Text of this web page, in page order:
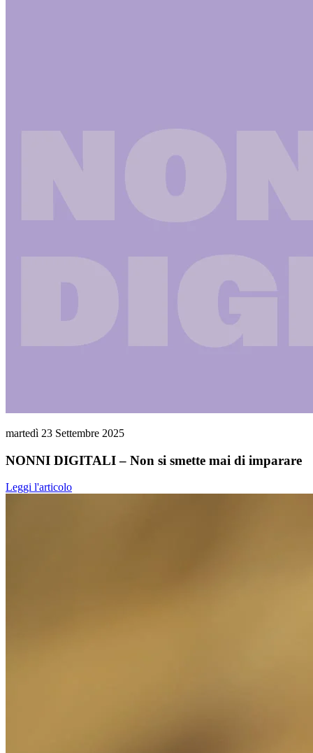
martedì 23 Settembre 2025
NONNI DIGITALI – Non si smette mai di imparare
Leggi l'articolo